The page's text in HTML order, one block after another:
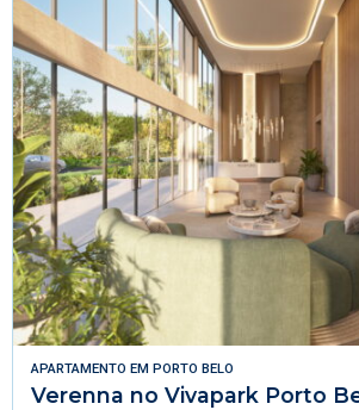
APARTAMENTO EM PORTO BELO
Verenna no Vivapark Porto